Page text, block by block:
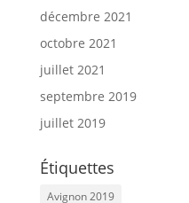
décembre 2021
octobre 2021
juillet 2021
septembre 2019
juillet 2019
Étiquettes
Avignon 2019